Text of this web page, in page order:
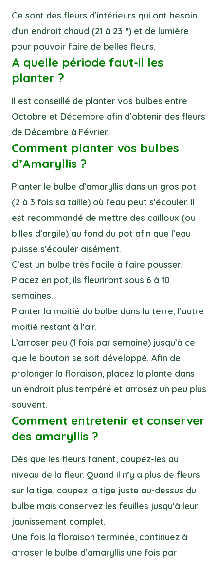
Ce sont des fleurs d’intérieurs qui ont besoin
d’un endroit chaud (21 à 23 °) et de lumière
pour pouvoir faire de belles fleurs.
A quelle période faut-il les
planter ?
Il est conseillé de planter vos bulbes entre
Octobre et Décembre afin d’obtenir des fleurs
de Décembre à Février.
Comment planter vos bulbes
d’Amaryllis ?
Planter le bulbe d’amaryllis dans un gros pot
(2 à 3 fois sa taille) où l’eau peut s’écouler. Il
est recommandé de mettre des cailloux (ou
billes d’argile) au fond du pot afin que l’eau
puisse s’écouler aisément.
C’est un bulbe très facile à faire pousser.
Placez en pot, ils fleuriront sous 6 à 10
semaines.
Planter la moitié du bulbe dans la terre, l’autre
moitié restant à l’air.
L’arroser peu (1 fois par semaine) jusqu’à ce
que le bouton se soit développé. Afin de
prolonger la floraison, placez la plante dans
un endroit plus tempéré et arrosez un peu plus
souvent.
Comment entretenir et conserver
des amaryllis ?
Dès que les fleurs fanent, coupez-les au
niveau de la fleur. Quand il n’y a plus de fleurs
sur la tige, coupez la tige juste au-dessus du
bulbe mais conservez les feuilles jusqu’à leur
jaunissement complet.
Une fois la floraison terminée, continuez à
arroser le bulbe d’amaryllis une fois par